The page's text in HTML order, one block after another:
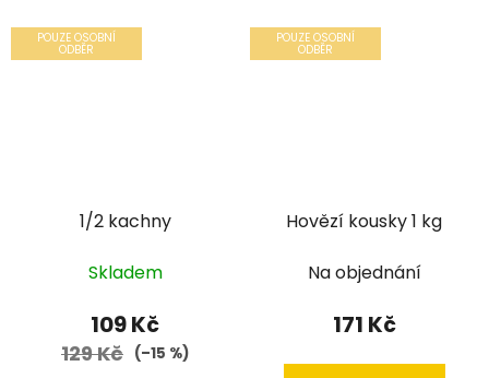
POUZE OSOBNÍ
ODBĚR
1/2 kachny
Skladem
109 Kč
129 Kč (–15 %)
POUZE OSOBNÍ
ODBĚR
Hovězí kousky 1 kg
Na objednání
171 Kč